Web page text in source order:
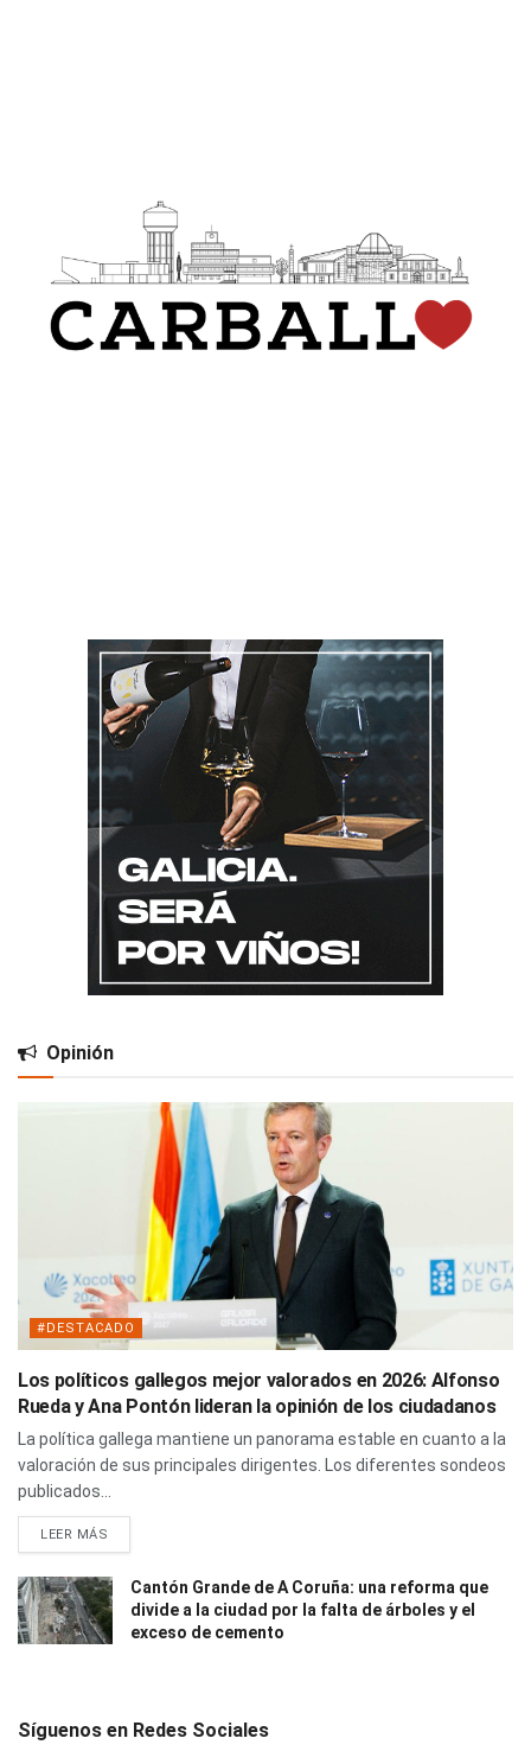
Opinión
#DESTACADO
Los políticos gallegos mejor valorados en 2026: Alfonso
Rueda y Ana Pontón lideran la opinión de los ciudadanos
La política gallega mantiene un panorama estable en cuanto a la
valoración de sus principales dirigentes. Los diferentes sondeos
publicados...
LEER MÁS
Cantón Grande de A Coruña: una reforma que
divide a la ciudad por la falta de árboles y el
exceso de cemento
Síguenos en Redes Sociales